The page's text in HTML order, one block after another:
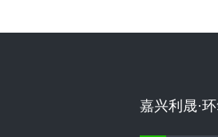
嘉兴利晟·